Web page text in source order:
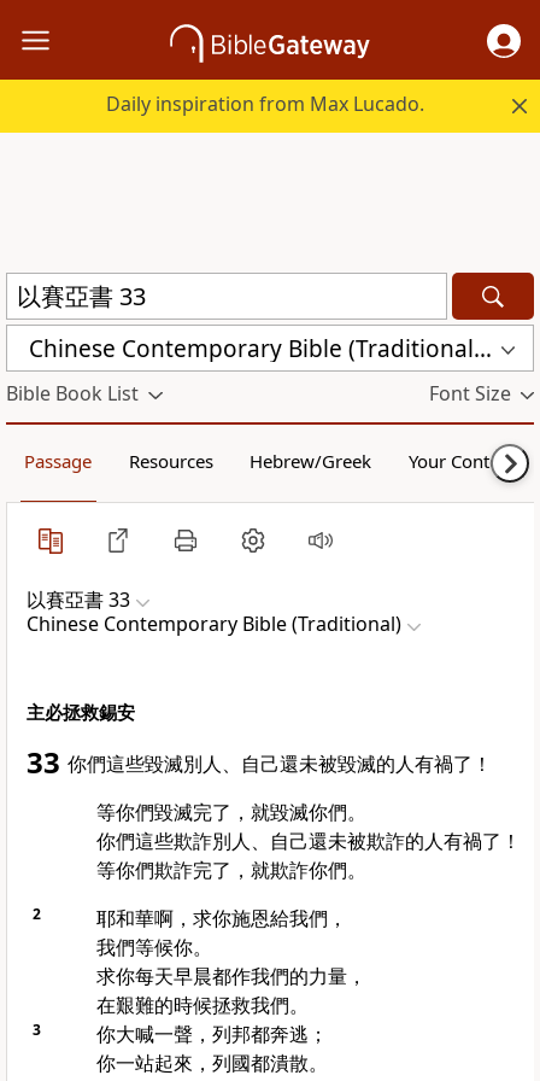
Daily inspiration from Max Lucado.
Chinese Contemporary Bible (Traditional) (CCBT)
Bible Book List Font Size
Passage Resources Hebrew/Greek Your Content
以賽亞書 33
Chinese Contemporary Bible (Traditional)
主必拯救錫安
33 你們這些毀滅別人、自己還未被毀滅的人有禍了！
等你們毀滅完了，就毀滅你們。
你們這些欺詐別人、自己還未被欺詐的人有禍了！
等你們欺詐完了，就欺詐你們。
2
耶和華啊，求你施恩給我們，
我們等候你。
求你每天早晨都作我們的力量，
在艱難的時候拯救我們。
3
你大喊一聲，列邦都奔逃；
你一站起來，列國都潰散。